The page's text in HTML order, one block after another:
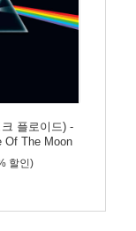
플로이드) -
Of The Moon
할인)